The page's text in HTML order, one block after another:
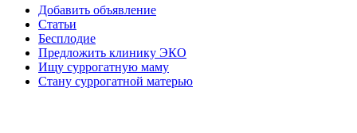
Добавить объявление
Статьи
Бесплодие
Предложить клинику ЭКО
Ищу суррогатную маму
Стану суррогатной матерью